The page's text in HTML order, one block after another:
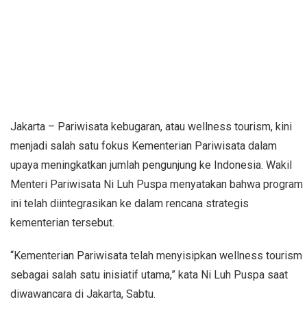
Jakarta – Pariwisata kebugaran, atau wellness tourism, kini
menjadi salah satu fokus Kementerian Pariwisata dalam
upaya meningkatkan jumlah pengunjung ke Indonesia. Wakil
Menteri Pariwisata Ni Luh Puspa menyatakan bahwa program
ini telah diintegrasikan ke dalam rencana strategis
kementerian tersebut.
“Kementerian Pariwisata telah menyisipkan wellness tourism
sebagai salah satu inisiatif utama,” kata Ni Luh Puspa saat
diwawancara di Jakarta, Sabtu.